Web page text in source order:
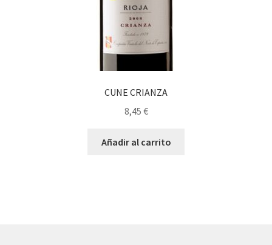
CUNE CRIANZA
8,45 €
Añadir al carrito